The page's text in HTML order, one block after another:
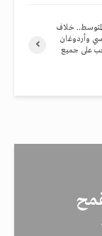
خلاف
وأردوغان
على جميع